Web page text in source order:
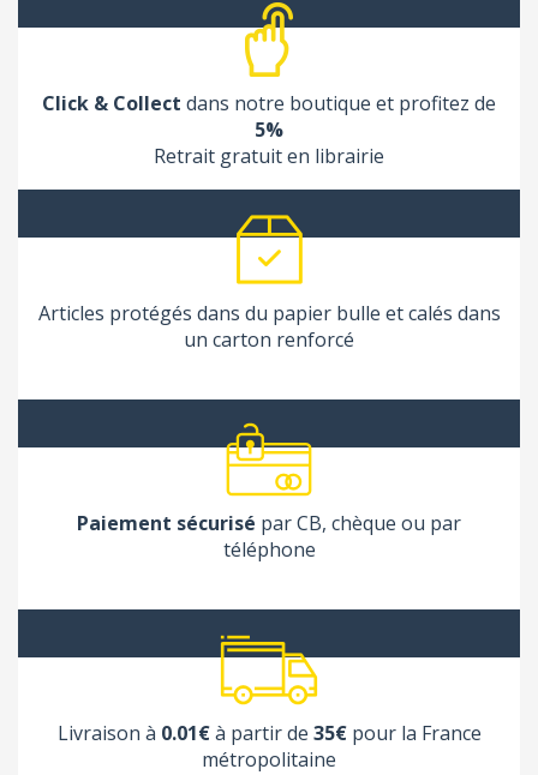
Click & Collect dans notre boutique et profitez de
5%
Retrait gratuit en librairie
Articles protégés dans du papier bulle et calés dans
un carton renforcé
Paiement sécurisé par CB, chèque ou par
téléphone
Livraison à 0.01€à partir de 35€pour la France
métropolitaine